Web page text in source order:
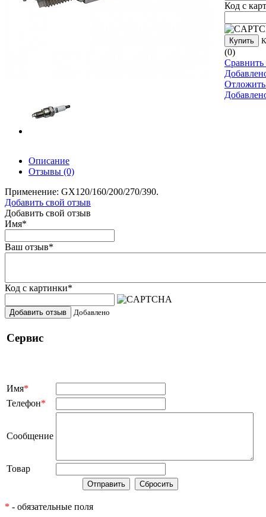
Код с
Купить
(0)
Сравнить
Отложить
Описание
Отзывы (0)
Применение: GX120/160/200/270/390.
Добавить свой отзыв
Добавить свой отзыв
Имя*
Ваш отзыв*
Код с картинки*
Добавить отзыв Добавлено
Сервис
Имя*
Телефон*
Сообщение
Товар
* - обязательные поля